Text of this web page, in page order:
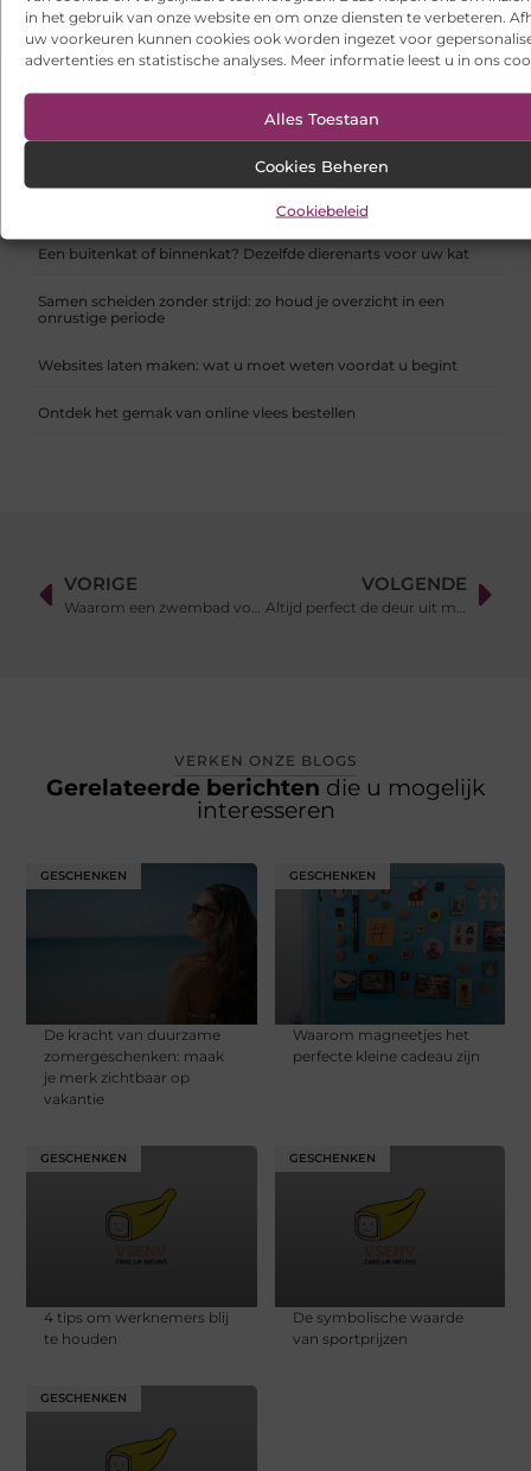
in het gebruik van onze website en om onze diensten te verbeteren.
uw voorkeuren kunnen cookies ook worden ingezet voor
advertenties en statistische analyses. Meer informatie leest u in ons
Alles Toestaan
Cookies Beheren
Cookiebeleid
Waarom zijn Nijntje babyspullen zo populair?
RECENTE BERICHTEN
Een leverancier van alcoholische producten die met u
meeschaalt
Hoe franchiseketens lokale Google Ads budgetten centraal en
Een buitenkat of binnenkat? Dezelfde dierenarts voor uw kat
Samen scheiden zonder strijd: zo houd je overzicht in een
onrustige periode
Websites laten maken: wat u moet weten voordat u begint
Ontdek het gemak van online vlees bestellen
VORIGE
Waarom een zwembad voor thuis kopen?
VOLGENDE
Altijd perfect de deur uit met TGIN haarproducten
VERKEN ONZE BLOGS
Gerelateerde berichten die u mogelijk
interesseren
GESCHENKEN
De kracht van duurzame
zomergeschenken: maak
je merk zichtbaar op
vakantie
GESCHENKEN
Waarom magneetjes het
perfecte kleine cadeau zijn
GESCHENKEN
4 tips om werknemers blij
te houden
GESCHENKEN
De symbolische waarde
van sportprijzen
GESCHENKEN